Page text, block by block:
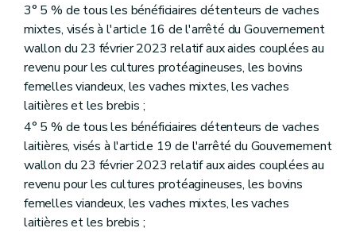
3° 5 % de tous les bénéficiaires détenteurs de vaches
mixtes, visés à l'article 16 de l'arrêté du Gouvernement
wallon du 23 février 2023 relatif aux aides couplées au
revenu pour les cultures protéagineuses, les bovins
femelles viandeux, les vaches mixtes, les vaches
laitières et les brebis ;
4° 5 % de tous les bénéficiaires détenteurs de vaches
laitières, visés à l'article 19 de l'arrêté du Gouvernement
wallon du 23 février 2023 relatif aux aides couplées au
revenu pour les cultures protéagineuses, les bovins
femelles viandeux, les vaches mixtes, les vaches
laitières et les brebis ;